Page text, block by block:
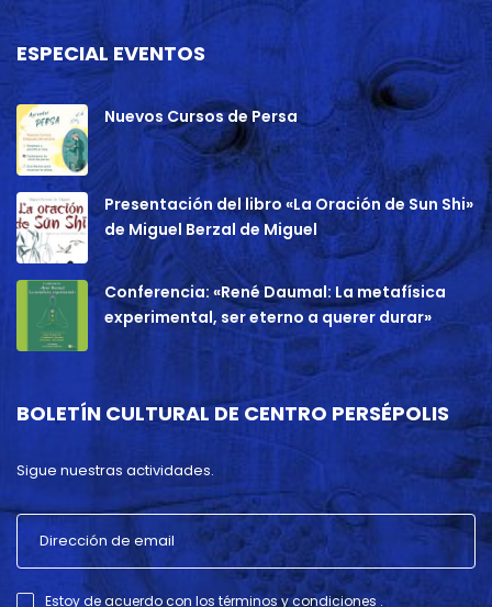
ESPECIAL EVENTOS
Nuevos Cursos de Persa
Presentación del libro «La Oración de Sun Shi»
de Miguel Berzal de Miguel
Conferencia: «René Daumal: La metafísica
experimental, ser eterno a querer durar»
BOLETÍN CULTURAL DE CENTRO PERSÉPOLIS
Sigue nuestras actividades.
Estoy de acuerdo con los términos y condiciones .